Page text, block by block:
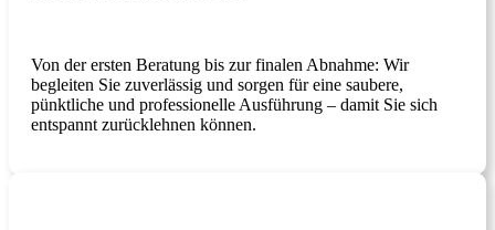
Von der ersten Beratung bis zur finalen Abnahme: Wir
begleiten Sie zuverlässig und sorgen für eine saubere,
pünktliche und professionelle Ausführung – damit Sie sich
entspannt zurücklehnen können.